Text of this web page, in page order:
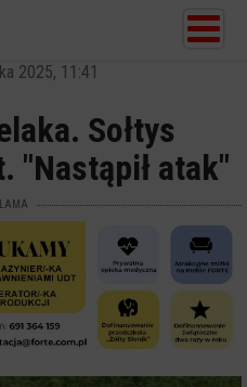
2025, 11:41
Sołtys
"Nastąpił atak"